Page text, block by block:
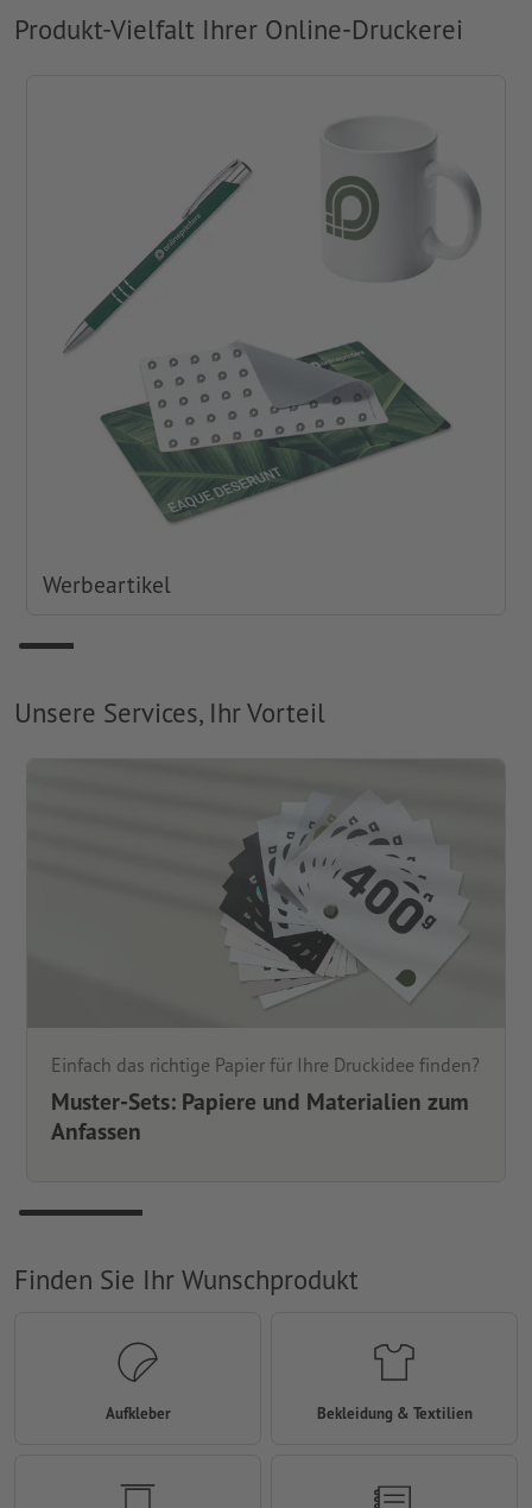
Produkt-Vielfalt Ihrer Online-Druckerei
Werbeartikel
Unsere Services, Ihr Vorteil
Einfach das richtige Papier für Ihre Druckidee finden?
Muster-Sets: Papiere und Materialien zum
Anfassen
Finden Sie Ihr Wunschprodukt
Aufkleber Bekleidung & Textilien